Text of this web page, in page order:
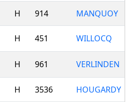
H 914 MANQUOY
H 451 WILLOCQ
H 961 VERLINDEN
H 3536 HOUGARDY